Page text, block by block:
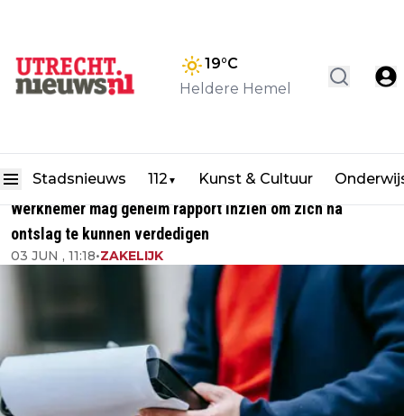
19°C
Heldere Hemel
Stadsnieuws 112 ▼ Kunst & Cultuur
Werknemer mag geheim rapport inzien om zich na
ontslag te kunnen verdedigen
03 JUN , 11:18•ZAKELIJK